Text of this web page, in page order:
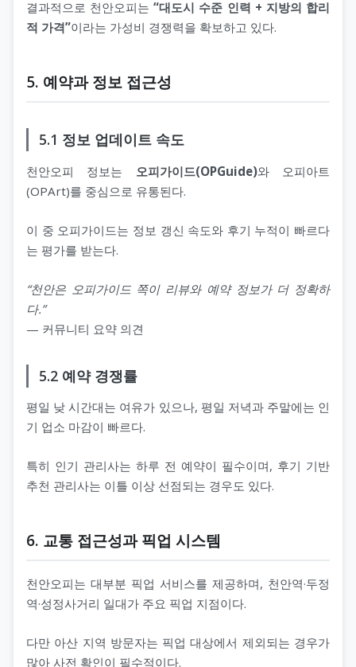
결과적으로 천안오피는“대도시 수준 인력 + 지방의 합리
적 가격”이라는 가성비 경쟁력을 확보하고 있다.
5. 예약과 정보 접근성
5.1 정보 업데이트 속도
천안오피 정보는 오피가이드(OPGuide)와 오피아트
(OPArt)를 중심으로 유통된다.
이 중 오피가이드는 정보 갱신 속도와 후기 누적이 빠르다
는 평가를 받는다.
“천안은 오피가이드 쪽이 리뷰와 예약 정보가 더 정확하
다.”
— 커뮤니티 요약 의견
5.2 예약 경쟁률
평일 낮 시간대는 여유가 있으나, 평일 저녁과 주말에는 인
기 업소 마감이 빠르다.
특히 인기 관리사는 하루 전 예약이 필수이며, 후기 기반
추천 관리사는 이틀 이상 선점되는 경우도 있다.
6. 교통 접근성과 픽업 시스템
천안오피는 대부분 픽업 서비스를 제공하며, 천안역·두정
역·성정사거리 일대가 주요 픽업 지점이다.
다만 아산 지역 방문자는 픽업 대상에서 제외되는 경우가
많아 사전 확인이 필수적이다.